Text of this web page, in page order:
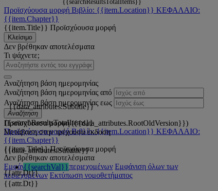
{{searchResultsTotalItems}}
Προϊσχύουσα μορφή Βιβλίο: {{item.Location}} ΚΕΦΑΛΑΙΟ:
{{item.Chapter}}
{{item.Title}} Προϊσχύουσα μορφή
Κλείσιμο
Δεν βρέθηκαν αποτελέσματα
Τι ψάχνετε;
Αναζήτηση βάση ημερομηνίας
Αναζήτηση βάση ημερομηνίας από
Αναζήτηση βάση ημερομηνίας εως
Αναζήτηση
{{searchResultsTotalItems}}
Προϊσχύουσα μορφή Βιβλίο: {{item.Location}} ΚΕΦΑΛΑΙΟ:
{{item.Chapter}}
{{item.Title}} Προϊσχύουσα μορφή
Δεν βρέθηκαν αποτελέσματα
Εμφάνιση όλων των περιεχομένων Εμφάνιση όλων των
περιεχομένων Εκτύπωση νομοθετήματος
{{data_attributes.Subtitle}}
Προϊσχύουσα μορφή ({{data_attributes.RootOldVersion}})
Μετάβαση στην τρέχουσα έκδοση
{{data_attributes.Subtitle}}
{{searchVal}}
{{attr.Dt}}
{{attr.Dt}}